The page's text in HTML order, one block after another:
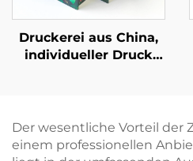
Druckerei aus China,
individueller Druck
umweltfreundlicher
Druck mit
Der wesentliche Vorteil der
einem professionellen